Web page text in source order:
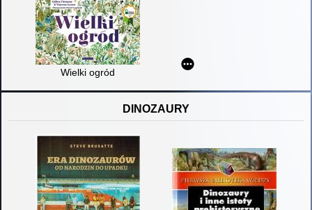
Wielki ogród
DINOZAURY